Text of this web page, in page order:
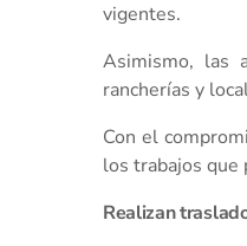
vigentes.
Asimismo, las
rancherías y
Con el
los trabajos que
Realizan